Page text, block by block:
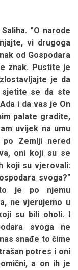
"O narode
vi drugoga
od Gospodara
znak. Pustite je
je da
sjetite se da ste
i da vas je On
palate gradite,
uvijek na umu
Zemlji nered
oni koji su se
koji su vjerovali:
svoga?"
je po njemu
ne vjerujemo u
su bili oholi. I
svoga ne
snađe to čime
potres i oni
a on ih je